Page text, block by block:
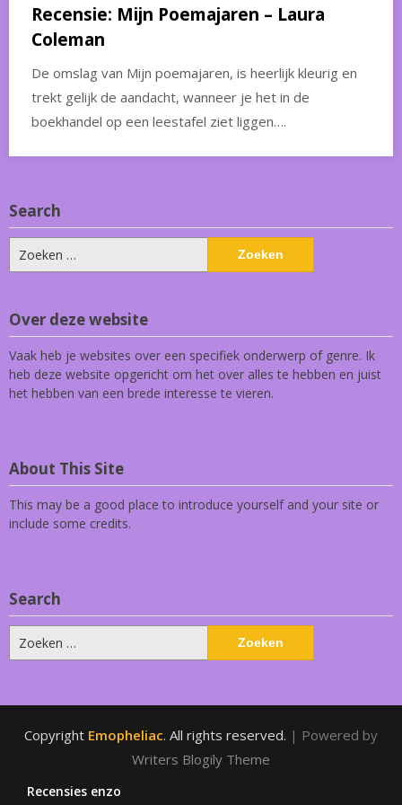
Recensie: Mijn Poemajaren – Laura
Coleman
De omslag van Mijn poemajaren, is heerlijk kleurig en
trekt gelijk de aandacht, wanneer je het in de
boekhandel op een leestafel ziet liggen….
Search
naar:
Over deze website
Vaak heb je websites over een specifiek onderwerp of genre. Ik
heb deze website opgericht om het over alles te hebben en juist
het hebben van een brede interesse te vieren.
About This Site
This may be a good place to introduce yourself and your site or
include some credits.
Search
naar:
Copyright Emopheliac. All rights reserved. | Powered by
Writers Blogily Theme
Recensies enzo